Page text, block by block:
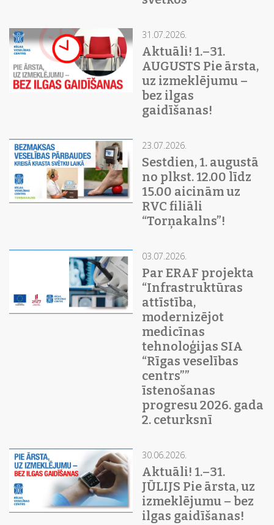
31.07.2026.
Aktuāli! 1.–31.
AUGUSTS Pie ārsta,
uz izmeklējumu –
bez ilgas
gaidīšanas!
23.07.2026.
Sestdien, 1. augustā
no plkst. 12.00 līdz
15.00 aicinām uz
RVC filiāli
“Torņakalns”!
03.07.2026.
Par ERAF projekta
“Infrastruktūras
attīstība,
modernizējot
medicīnas
tehnoloģijas SIA
“Rīgas veselības
centrs””
īstenošanas
progresu 2026. gada
2. ceturksnī
30.06.2026.
Aktuāli! 1.–31.
JŪLIJS Pie ārsta, uz
izmeklējumu – bez
ilgas gaidīšanas!